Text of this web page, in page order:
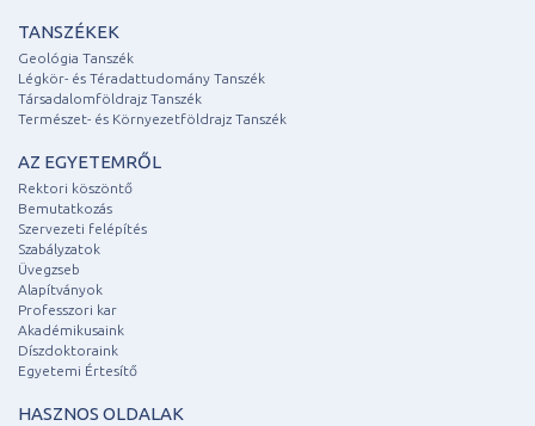
TANSZÉKEK
Geológia Tanszék
Légkör- és Téradattudomány Tanszék
Társadalomföldrajz Tanszék
Természet- és Környezetföldrajz Tanszék
AZ EGYETEMRŐL
Rektori köszöntő
Bemutatkozás
Szervezeti felépítés
Szabályzatok
Üvegzseb
Alapítványok
Professzori kar
Akadémikusaink
Díszdoktoraink
Egyetemi Értesítő
HASZNOS OLDALAK